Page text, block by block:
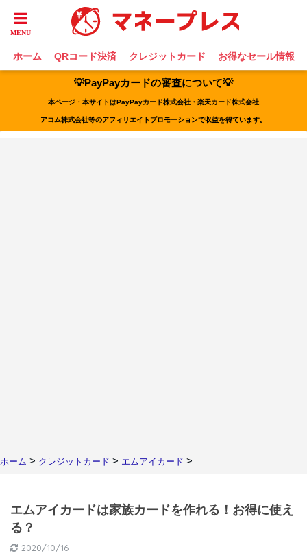
ホーム QRコード決済 クレジットカード お得なセール情報
💡PayPayカードの審査について💡
本ページ・本サイトはPayPayカード株式会社・楽天カード株式会社
アコム株式会社等のアフィリエイトプロモーションで収益を得ています。
ホーム > クレジットカード > エムアイカード >
エムアイカードは家族カードを作れる！お得に使え
る？
2020/10/16